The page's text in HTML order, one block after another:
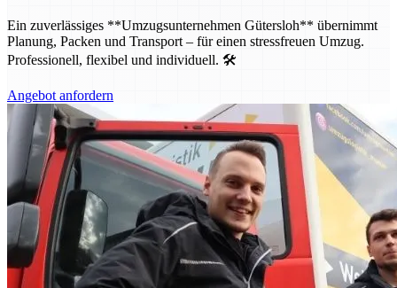
Ein zuverlässiges **Umzugsunternehmen Gütersloh** übernimmt
Planung, Packen und Transport – für einen stressfreuen Umzug.
Professionell, flexibel und individuell. 🛠️
Angebot anfordern